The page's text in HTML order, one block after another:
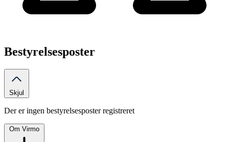
Bestyrelsesposter
Skjul
Der er ingen bestyrelsesposter registreret
Om Virmo